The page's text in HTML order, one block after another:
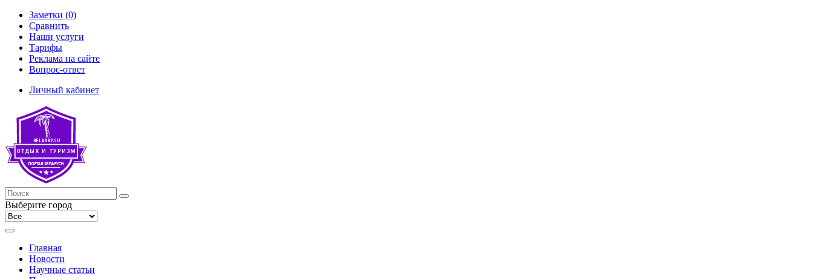
Заметки (0)
Сравнить
Наши услуги
Тарифы
Реклама на сайте
Вопрос-ответ
Личный кабинет
Выберите город
Главная
Новости
Научные статьи